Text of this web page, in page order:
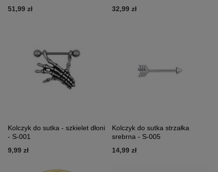
51,99 zł
32,99 zł
Kolczyk do sutka - szkielet dłoni
- S-001
9,99 zł
Kolczyk do sutka strzałka
srebrna - S-005
14,99 zł